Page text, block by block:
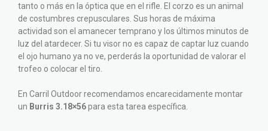
tanto o más en la óptica que en el rifle. El corzo es un animal
de costumbres crepusculares. Sus horas de máxima
actividad son el amanecer temprano y los últimos minutos de
luz del atardecer. Si tu visor no es capaz de captar luz cuando
el ojo humano ya no ve, perderás la oportunidad de valorar el
trofeo o colocar el tiro.
En Carril Outdoor recomendamos encarecidamente montar
un Burris 3.18×56para esta tarea específica.